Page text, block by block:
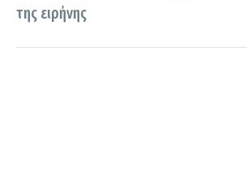
της ειρήνης